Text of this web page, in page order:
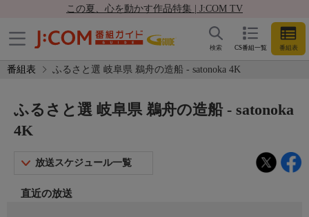
この夏、心を動かす作品特集 | J:COM TV
CS番組一覧 番組表
検索
番組表 ふるさと選 岐阜県 鵜舟の造船 - satonoka 4K
ふるさと選 岐阜県 鵜舟の造船 - satonoka
4K
放送スケジュール一覧
直近の放送